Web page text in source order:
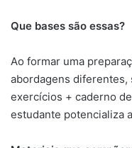
Que bases são essas?
Ao formar uma
abordagens diferentes,
exercícios + caderno
estudante potencializa